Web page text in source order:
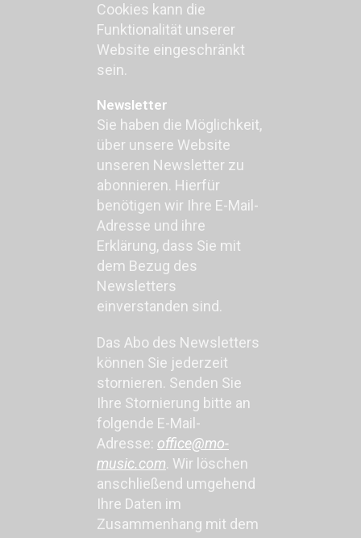
Cookies kann die
Funktionalität unserer
Website eingeschränkt
sein.
Newsletter
Sie haben die Möglichkeit,
über unsere Website
unseren Newsletter zu
abonnieren. Hierfür
benötigen wir Ihre E-Mail-
Adresse und ihre
Erklärung, dass Sie mit
dem Bezug des
Newsletters
einverstanden sind.
Das Abo des Newsletters
können Sie jederzeit
stornieren. Senden Sie
Ihre Stornierung bitte an
folgende E-Mail-
Adresse: office@mo-
music.com. Wir löschen
anschließend umgehend
Ihre Daten im
Zusammenhang mit dem